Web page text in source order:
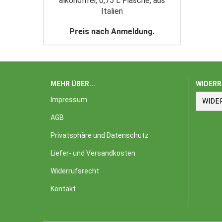
Italien
Preis nach Anmeldung.
MEHR ÜBER...
Impressum
AGB
Privatsphäre und Datenschutz
Liefer- und Versandkosten
Widerrufsrecht
Kontakt